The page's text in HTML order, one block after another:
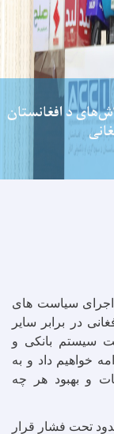
د افغانستان
اجرای سیاست های
در برابر سایر
سیستم بانکی و
خواهیم داد و به
و بهبود هر چه
تحت فشار قرار